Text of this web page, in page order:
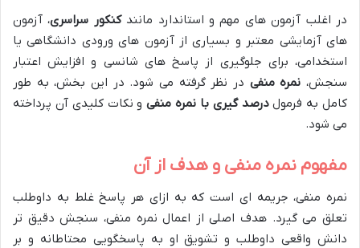
در اغلب آزمون های مهم و استاندارد مانندکنکور سراسری، آزمون
های آزمایشی معتبر و بسیاری از آزمون های ورودی دانشگاهی یا
استخدامی، برای جلوگیری از پاسخ های شانسی و افزایش اعتبار
سنجش، نمره منفی در نظر گرفته می شود. در این بخش، به طور
کامل به فرمولدرصد گیری با نمره منفیو نکات کلیدی آن پرداخته
می شود.
مفهوم نمره منفی و هدف از آن
نمره منفی، جریمه ای است که به ازای هر پاسخ غلط به داوطلب
تعلق می گیرد. هدف اصلی از اعمال نمره منفی، سنجش دقیق تر
دانش واقعی داوطلب و تشویق او به پاسخگویی محتاطانه و بر